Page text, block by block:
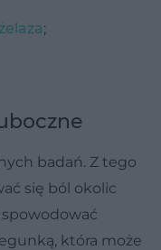
;
badań. Z tego
się ból okolic
która może